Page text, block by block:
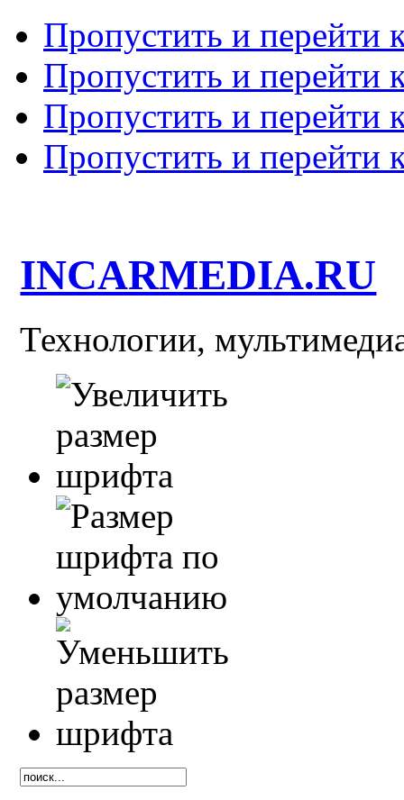
Пропустить и перейти
Пропустить и перейти
Пропустить и перейти
Пропустить и перейти
INCARMEDIA.RU
Технологии,